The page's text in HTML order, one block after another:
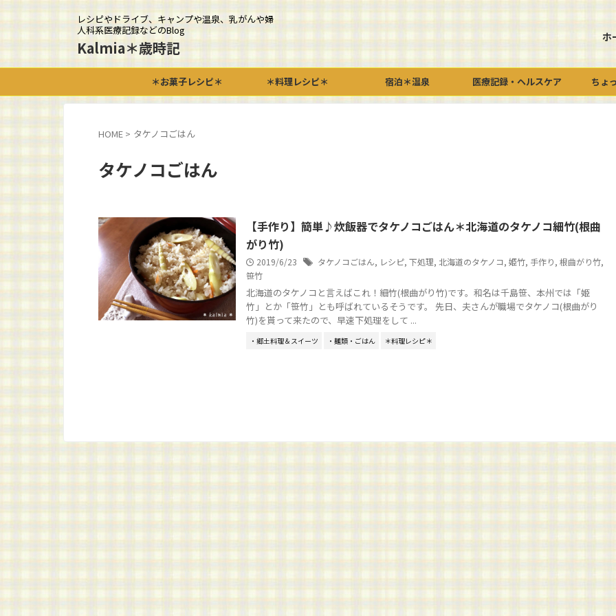
レシピやドライブ、キャンプや温泉、乳がんや婦
人科系医療記録などのBlog
Kalmia＊歳時記
ホ
＊お菓子レシピ＊ ＊料理レシピ＊ 宿泊＊温泉 医療記録・ヘルスケア ちょ
HOME > タケノコごはん
タケノコごはん
【手作り】簡単♪炊飯器でタケノコごはん＊北海道のタケノコ細竹(根曲
がり竹)
2019/6/23 タケノコごはん, レシピ, 下処理, 北海道のタケノコ, 姫竹, 手作り, 根曲がり竹,
笹竹
北海道のタケノコと言えばこれ！細竹(根曲がり竹)です。和名は千島笹、本州では「姫
竹」とか「笹竹」とも呼ばれているそうです。 先日、夫さんが職場でタケノコ(根曲がり
竹)を貰って来たので、早速下処理をして ...
・郷土料理＆スイーツ ・麺類・ごはん ＊料理レシピ＊